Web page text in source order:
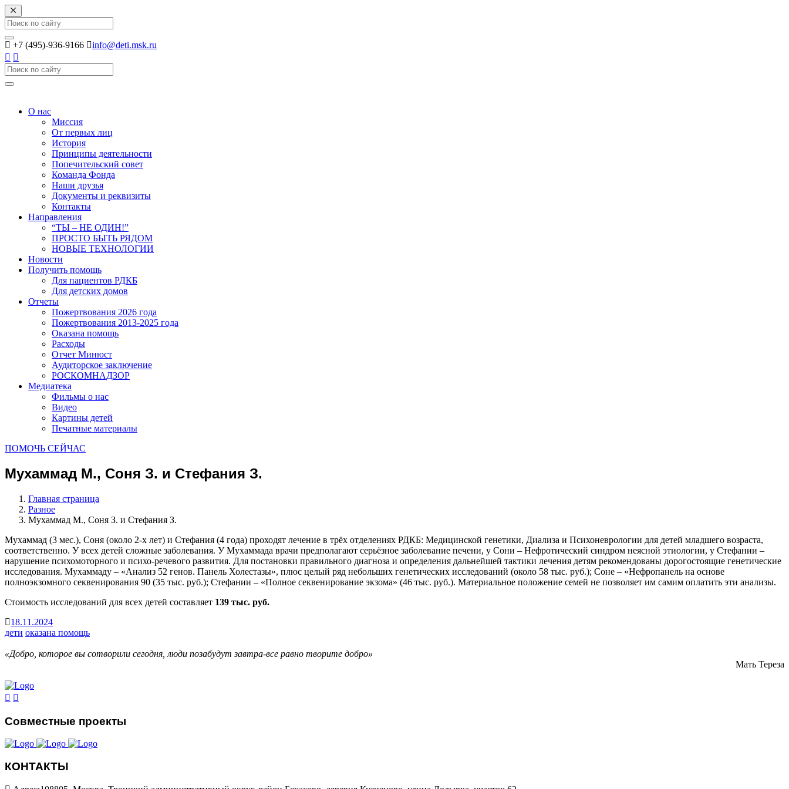
Search
+7 (495)-936-9166 info@deti.msk.ru
Search
О нас
Миссия
От первых лиц
История
Принципы деятельности
Попечительский совет
Команда Фонда
Наши друзья
Документы и реквизиты
Контакты
Направления
“ТЫ – НЕ ОДИН!”
ПРОСТО БЫТЬ РЯДОМ
НОВЫЕ ТЕХНОЛОГИИ
Новости
Получить помощь
Для пациентов РДКБ
Для детских домов
Отчеты
Пожертвования 2026 года
Пожертвования 2013-2025 года
Оказана помощь
Расходы
Отчет Минюст
Аудиторское заключение
РОСКОМНАДЗОР
Медиатека
Фильмы о нас
Видео
Картины детей
Печатные материалы
ПОМОЧЬ СЕЙЧАС
Мухаммад М., Соня З. и Стефания З.
Главная страница
Разное
Мухаммад М., Соня З. и Стефания З.
Мухаммад (3 мес.), Соня (около 2-х лет) и Стефания (4 года) проходят лечение в трёх отделениях РДКБ: Медицинской генетики, Диализа и Психоневрологии для детей младшего возраста,
соответственно. У всех детей сложные заболевания. У Мухаммада врачи предполагают серьёзное заболевание печени, у Сони – Нефротический синдром неясной этиологии, у Стефании –
нарушение психомоторного и психо-речевого развития. Для постановки правильного диагноза и определения дальнейшей тактики лечения детям рекомендованы дорогостоящие генетические
исследования. Мухаммаду – «Анализ 52 генов. Панель Холестазы», плюс целый ряд небольших генетических исследований (около 58 тыс. руб.); Соне – «Нефропанель на основе
полноэкзомного секвенирования 90 (35 тыс. руб.); Стефании – «Полное секвенирование экзома» (46 тыс. руб.). Материальное положение семей не позволяет им самим оплатить эти анализы.
Стоимость исследований для всех детей составляет 139 тыс. руб.
18.11.2024
дети оказана помощь
«Добро, которое вы сотворили сегодня, люди позабудут завтра-все равно творите добро»
Мать Тереза
Совместные проекты
КОНТАКТЫ